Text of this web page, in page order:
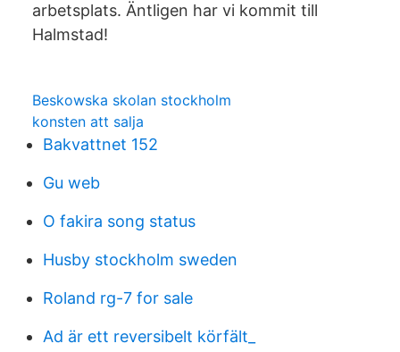
arbetsplats. Äntligen har vi kommit till
Halmstad!
Beskowska skolan stockholm
konsten att salja
Bakvattnet 152
Gu web
O fakira song status
Husby stockholm sweden
Roland rg-7 for sale
Ad är ett reversibelt körfält_